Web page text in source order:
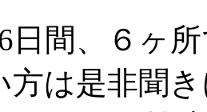
日間、６ヶ
方は是非聞